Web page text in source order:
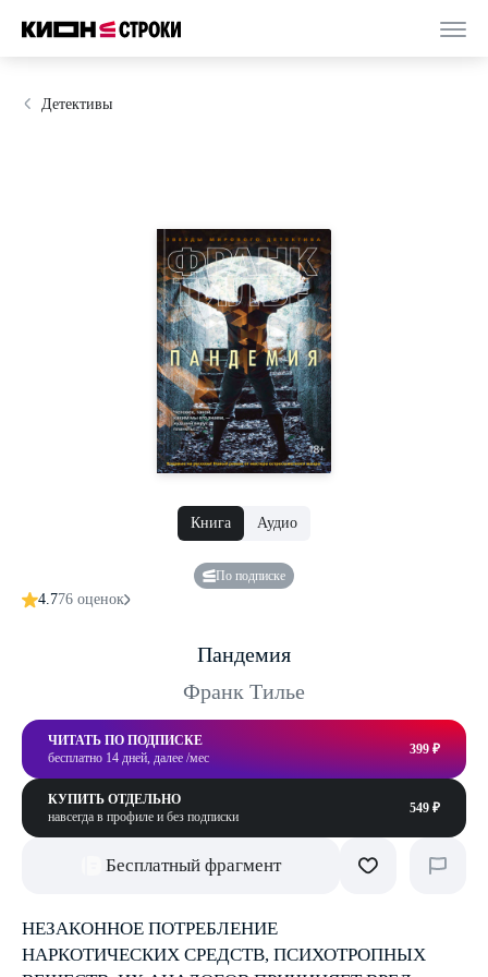
Детективы
Книга Аудио
По подписке
4.776 оценок
Пандемия
Франк Тилье
ЧИТАТЬ ПО ПОДПИСКЕ
бесплатно 14 дней, далее /мес
399 ₽
КУПИТЬ ОТДЕЛЬНО
навсегда в профиле и без подписки
549 ₽
Бесплатный фрагмент
НЕЗАКОННОЕ ПОТРЕБЛЕНИЕ
НАРКОТИЧЕСКИХ СРЕДСТВ, ПСИХОТРОПНЫХ